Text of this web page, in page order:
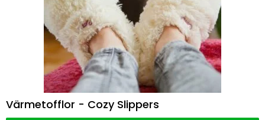
Värmetofflor - Cozy Slippers